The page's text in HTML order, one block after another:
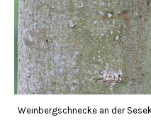
Weinbergschnecke an der